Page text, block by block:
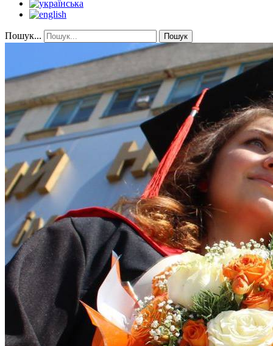
Пошук... Пошук